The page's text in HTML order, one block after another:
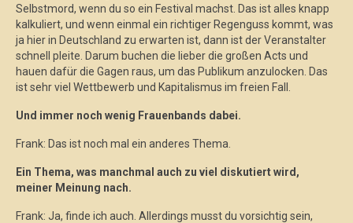
Selbstmord, wenn du so ein Festival machst. Das ist alles knapp
kalkuliert, und wenn einmal ein richtiger Regenguss kommt, was
ja hier in Deutschland zu erwarten ist, dann ist der Veranstalter
schnell pleite. Darum buchen die lieber die großen Acts und
hauen dafür die Gagen raus, um das Publikum anzulocken. Das
ist sehr viel Wettbewerb und Kapitalismus im freien Fall.
Und immer noch wenig Frauenbands dabei.
Frank: Das ist noch mal ein anderes Thema.
Ein Thema, was manchmal auch zu viel diskutiert wird,
meiner Meinung nach.
Frank: Ja, finde ich auch. Allerdings musst du vorsichtig sein,